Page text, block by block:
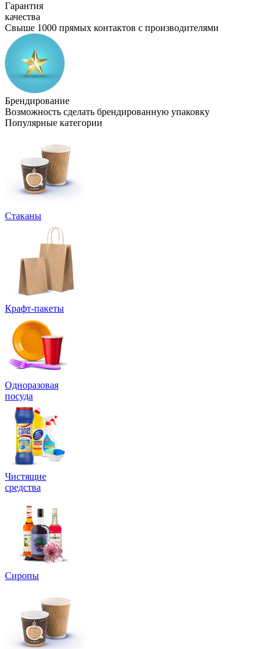
Гарантия
качества
Свыше 1000 прямых контактов с производителями
Брендирование
Возможность сделать брендированную упаковку
Популярные категории
Стаканы
Крафт-пакеты
Одноразовая
посуда
Чистящие
средства
Сиропы